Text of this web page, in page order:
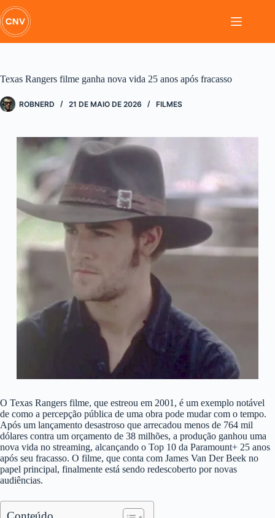
Pular
para
o
conteúdo
Texas Rangers filme ganha nova vida 25 anos após fracasso
ROBNERD 21 DE MAIO DE 2026 FILMES
O Texas Rangers filme, que estreou em 2001, é um exemplo notável
de como a percepção pública de uma obra pode mudar com o tempo.
Após um lançamento desastroso que arrecadou menos de 764 mil
dólares contra um orçamento de 38 milhões, a produção ganhou uma
nova vida no streaming, alcançando o Top 10 da Paramount+ 25 anos
após seu fracasso. O filme, que conta com James Van Der Beek no
papel principal, finalmente está sendo redescoberto por novas
audiências.